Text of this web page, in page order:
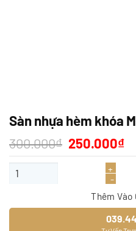
Sàn nhựa hèm khóa
300.000₫ Giá
gốc
là:
300.000₫.
250.000₫Giá
tại
Sàn nhựa hèm khóa Matfloor
Thêm Vào